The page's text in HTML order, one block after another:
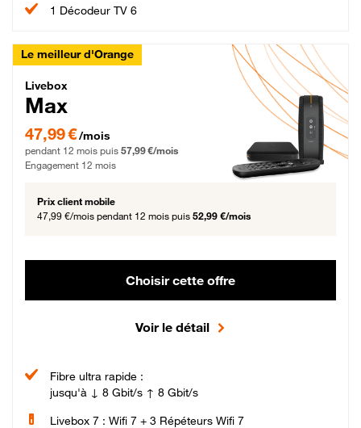
1 Décodeur TV 6
Le meilleur d'Orange
Livebox Max Fibre
Livebox
Max
47,99 € par mois pendant 12 mois puis 57,99 € par mois, Engagement 12 mois
47,99 €/mois
pendant 12 mois puis 57,99 €/mois
Engagement 12 mois
Prix client mobile
47,99 €/mois pendant 12 mois puis 52,99 €/mois
Choisir cette offre
Voir le détail
Fibre ultra rapide :
jusqu'à ↓ 8 Gbit/s ↑ 8 Gbit/s
Livebox 7 : Wifi 7 + 3 Répéteurs Wifi 7